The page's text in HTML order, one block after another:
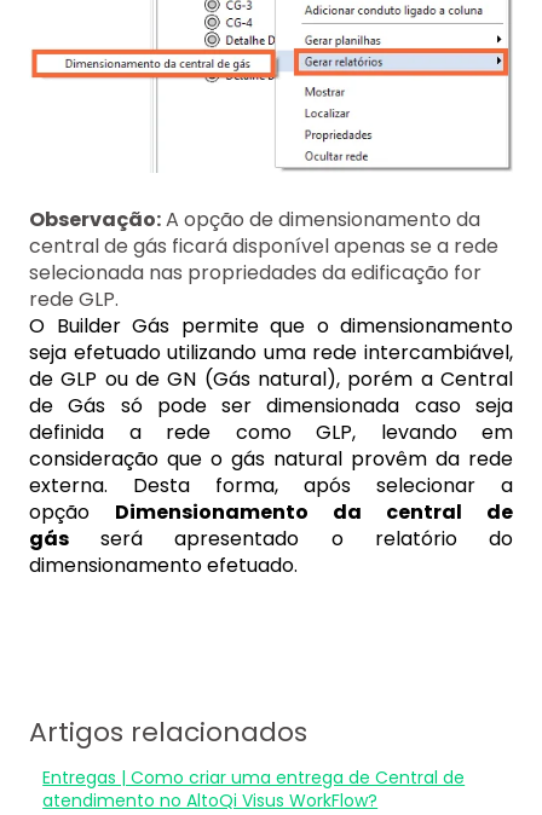
Observação:A opção de dimensionamento da
central de gás ficará disponível apenas se a rede
selecionada nas propriedades da edificação for
rede GLP.
O Builder Gás permite que o dimensionamento
seja efetuado utilizando uma rede intercambiável,
de GLP ou de GN (Gás natural), porém a Central
de Gás só pode ser dimensionada caso seja
definida a rede como GLP, levando em
consideração que o gás natural provêm da rede
externa. Desta forma, após selecionar a
opção Dimensionamento da central de
gás será apresentado o relatório do
dimensionamento efetuado.
Artigos relacionados
Entregas | Como criar uma entrega de Central de
atendimento no AltoQi Visus WorkFlow?